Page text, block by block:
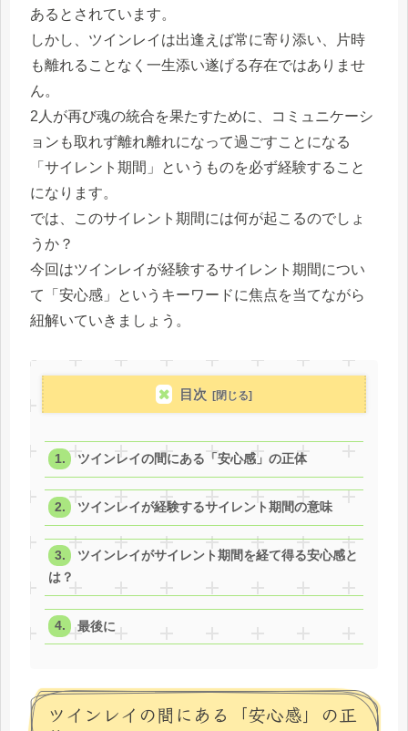
あるとされています。
しかし、ツインレイは出逢えば常に寄り添い、片時
も離れることなく一生添い遂げる存在ではありませ
ん。
2人が再び魂の統合を果たすために、コミュニケーシ
ョンも取れず離れ離れになって過ごすことになる
「サイレント期間」というものを必ず経験すること
になります。
では、このサイレント期間には何が起こるのでしょ
うか？
今回はツインレイが経験するサイレント期間につい
て「安心感」というキーワードに焦点を当てながら
紐解いていきましょう。
目次
ツインレイの間にある「安心感」の正体
ツインレイが経験するサイレント期間の意味
ツインレイがサイレント期間を経て得る安心感と
は？
最後に
ツインレイの間にある「安心感」の正